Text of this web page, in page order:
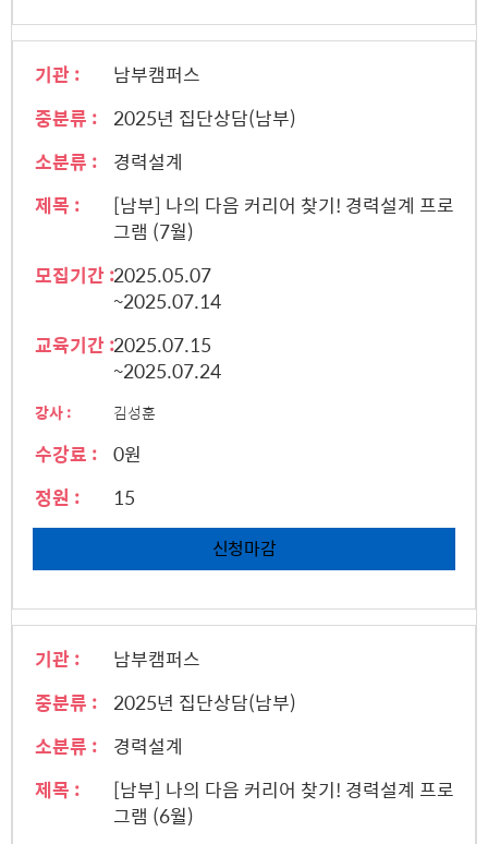
기관 :
남부캠퍼스
중분류 :
2025년 집단상담(남부)
소분류 :
경력설계
제목 :
[남부] 나의 다음 커리어 찾기! 경력설계 프로
그램 (7월)
모집기간 :2025.05.07
~2025.07.14
교육기간 :2025.07.15
~2025.07.24
강사 : 김성훈
수강료 : 0원
정원 :
15
신청마감
기관 :
남부캠퍼스
중분류 :
2025년 집단상담(남부)
소분류 :
경력설계
제목 :
[남부] 나의 다음 커리어 찾기! 경력설계 프로
그램 (6월)